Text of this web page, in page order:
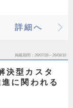
詳細へ
掲載期間 26/07/28～26/08/10
決型カスタ
に関われる